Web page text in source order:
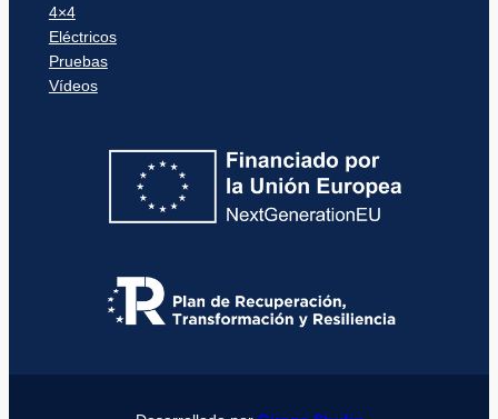
4×4
Eléctricos
Pruebas
Vídeos